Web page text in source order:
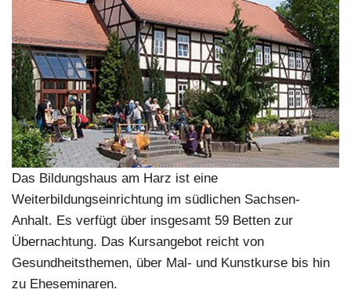
Das Bildungshaus am Harz ist eine
Weiterbildungseinrichtung im südlichen Sachsen-
Anhalt. Es verfügt über insgesamt 59 Betten zur
Übernachtung. Das Kursangebot reicht von
Gesundheitsthemen, über Mal- und Kunstkurse bis hin
zu Eheseminaren.